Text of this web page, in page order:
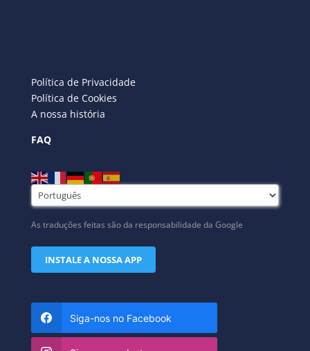
Política de Privacidade
Política de Cookies
A nossa história
FAQ
As traduções feitas são da responsabilidade da Google
INSTALE A NOSSA APP
Siga-nos no Facebook